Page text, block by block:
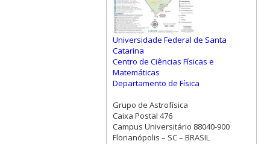
Universidade Federal de Santa
Catarina
Centro de Ciências Físicas e
Matemáticas
Departamento de Física
Grupo de Astrofísica
Caixa Postal 476
Campus Universitário 88040-900
Florianópolis – SC – BRASIL